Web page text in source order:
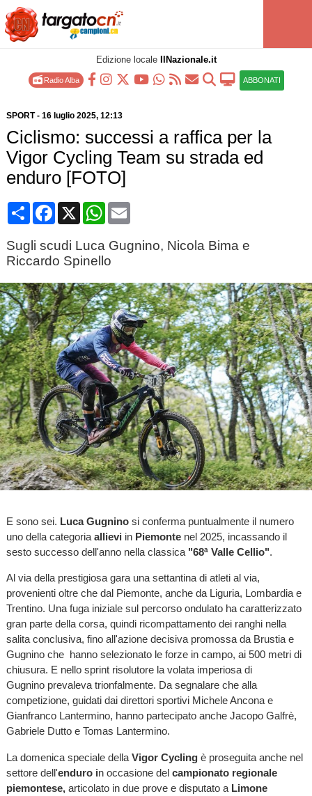
Edizione locale IlNazionale.it
Radio Alba ABBONATI
SPORT- 16 luglio 2025, 12:13
Ciclismo: successi a raffica per la
Vigor Cycling Team su strada ed
enduro [FOTO]
CondividiFacebook
X WhatsApp
Email
Sugli scudi Luca Gugnino, Nicola Bima e
Riccardo Spinello
E sono sei. Luca Gugnino si conferma puntualmente il numero
uno della categoria allievi in Piemontenel 2025, incassando il
sesto successo dell'anno nella classica "68ª Valle Cellio".
Al via della prestigiosa gara una settantina di atleti al via,
provenienti oltre che dal Piemonte, anche da Liguria, Lombardia e
Trentino. Una fuga iniziale sul percorso ondulato ha caratterizzato
gran parte della corsa, quindi ricompattamento dei ranghi nella
salita conclusiva, fino all'azione decisiva promossa da Brustia e
Gugnino che hanno selezionato le forze in campo, ai 500 metri di
chiusura. E nello sprint risolutore la volata imperiosa di
Gugnino prevaleva trionfalmente. Da segnalare che alla
competizione, guidati dai direttori sportivi Michele Ancona e
Gianfranco Lantermino, hanno partecipato anche Jacopo Galfrè,
Gabriele Dutto e Tomas Lantermino.
La domenica speciale dellaVigor Cycling è proseguita anche nel
settore dell'enduro in occasione del campionato regionale
piemontese,articolato in due prove e disputato a Limone